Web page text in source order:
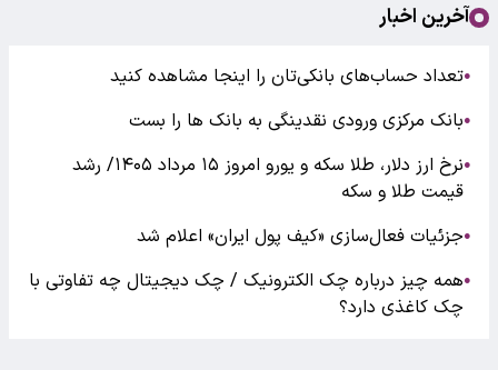
آخرین اخبار
●تعداد حساب‌های بانکی‌تان را اینجا مشاهده کنید
●بانک مرکزی ورودی نقدینگی به بانک ها را بست
●
نرخ ارز دلار، طلا سکه و یورو امروز ۱۵ مرداد ۱۴۰۵/ رشد
قیمت طلا و سکه
●جزئیات فعال‌سازی «کیف پول ایران» اعلام شد
●همه چیز درباره چک الکترونیک / چک دیجیتال چه تفاوتی با
چک کاغذی دارد؟